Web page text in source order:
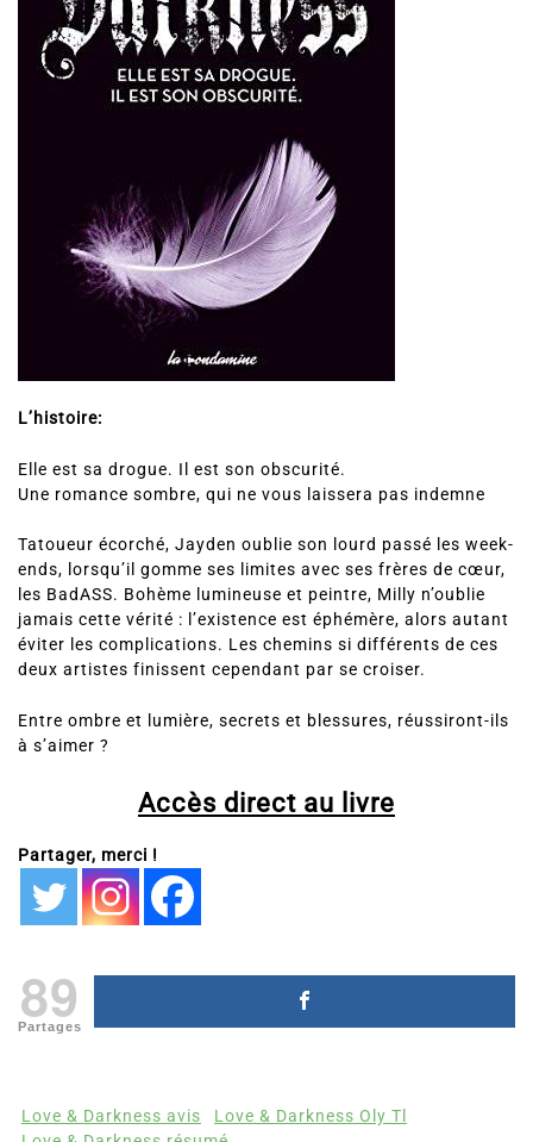
L’histoire:
Elle est sa drogue. Il est son obscurité.
Une romance sombre, qui ne vous laissera pas indemne
Tatoueur écorché, Jayden oublie son lourd passé les week-
ends, lorsqu’il gomme ses limites avec ses frères de cœur,
les BadASS. Bohème lumineuse et peintre, Milly n’oublie
jamais cette vérité : l’existence est éphémère, alors autant
éviter les complications. Les chemins si différents de ces
deux artistes finissent cependant par se croiser.
Entre ombre et lumière, secrets et blessures, réussiront-ils
à s’aimer ?
Accès direct au livre
Partager, merci !
89
Partages
Love & Darkness avis
Love & Darkness Oly Tl